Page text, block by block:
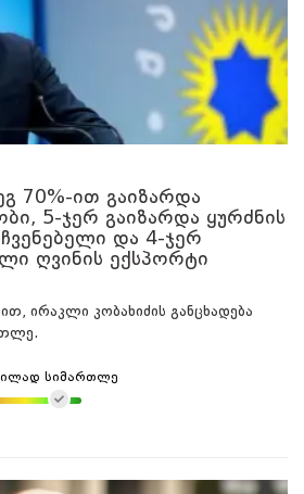
70%-ით გაიზარდა
5-ჯერ გაიზარდა ყურძნის
და 4-ჯერ
ღვინის ექსპორტი
ირაკლი კობახიძის განცხადება
სიმართლე